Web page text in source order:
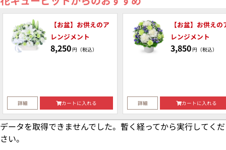
【お盆】お供えのア
レンジメント
8,250円（税込）
詳細 カートに入れる
【お盆】お供えの
レンジメント
3,850円（税込）
詳細 カートに入れる
データを取得できませんでした。暫く経ってから実行してくだ
さい。